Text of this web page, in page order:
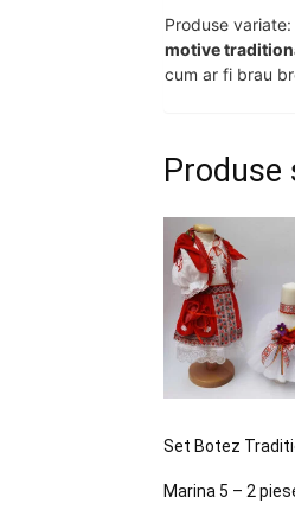
Produse variate:
motive
cum ar fi brau
Produse
Set Botez
Marina 5 – 2